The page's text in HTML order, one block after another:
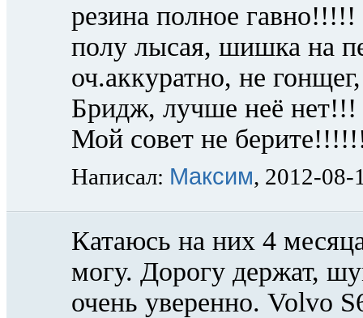
резина полное
полу лысая, шишка на
оч.аккуратно, не
Бридж, лучше неё
Мой совет не
Написал: Максим, 2012-08-
Катаюсь на них 4
могу. Дорогу держат,
очень уверенно. Volvo